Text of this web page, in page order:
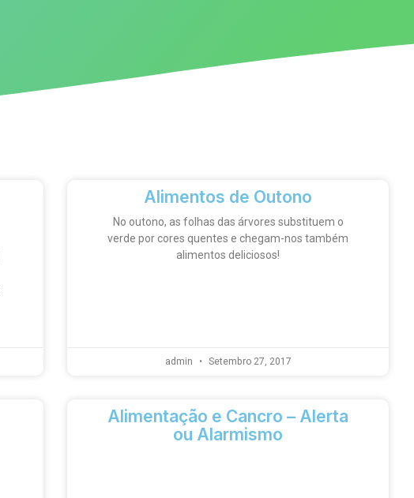
Alimentos de Outono
No outono, as folhas das árvores substituem o
verde por cores quentes e chegam-nos também
alimentos deliciosos!
admin Setembro 27, 2017
Alimentação e Cancro – Alerta
ou Alarmismo